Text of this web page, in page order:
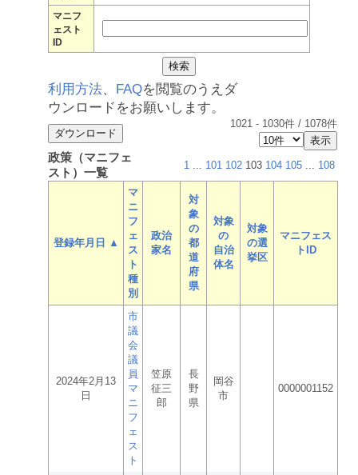
マニフ
ェスト
ID
利用方法、 FAQを閲覧のうえダ
ウンロードをお願いします。
1021 - 1030件 / 1078件
政策（マニフェ
スト）一覧
1 ... 101 102 103 104 105 ... 108
登録年月日 ▲
マ
ニ
フ
ェ
ス
ト
種
別
政治
家名
対
象
の
都
道
府
県
対象
の
自治
体名
対象
の選
挙区
マニフェス
トID
2024年2月13
日
市
議
会
議
員
マ
ニ
フ
ェ
ス
ト
笠原
征三
郎
長
野
県
岡谷
市
0000001152